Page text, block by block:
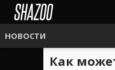
НОВОСТИ
Как